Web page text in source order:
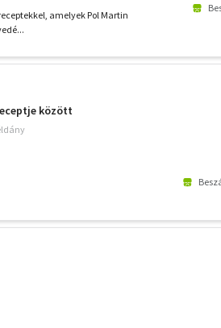
amelyek Pol Martin
között